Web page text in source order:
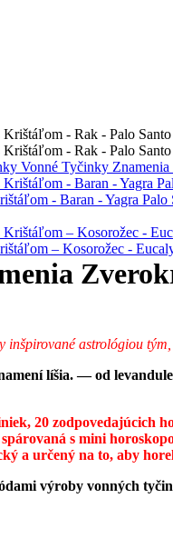
Vonné Tyčinky
- Baran - Yagra Palo
– Kosorožec -
astrológiou
líšia. — od
20
s mini
a určený na to, aby
výroby vonných